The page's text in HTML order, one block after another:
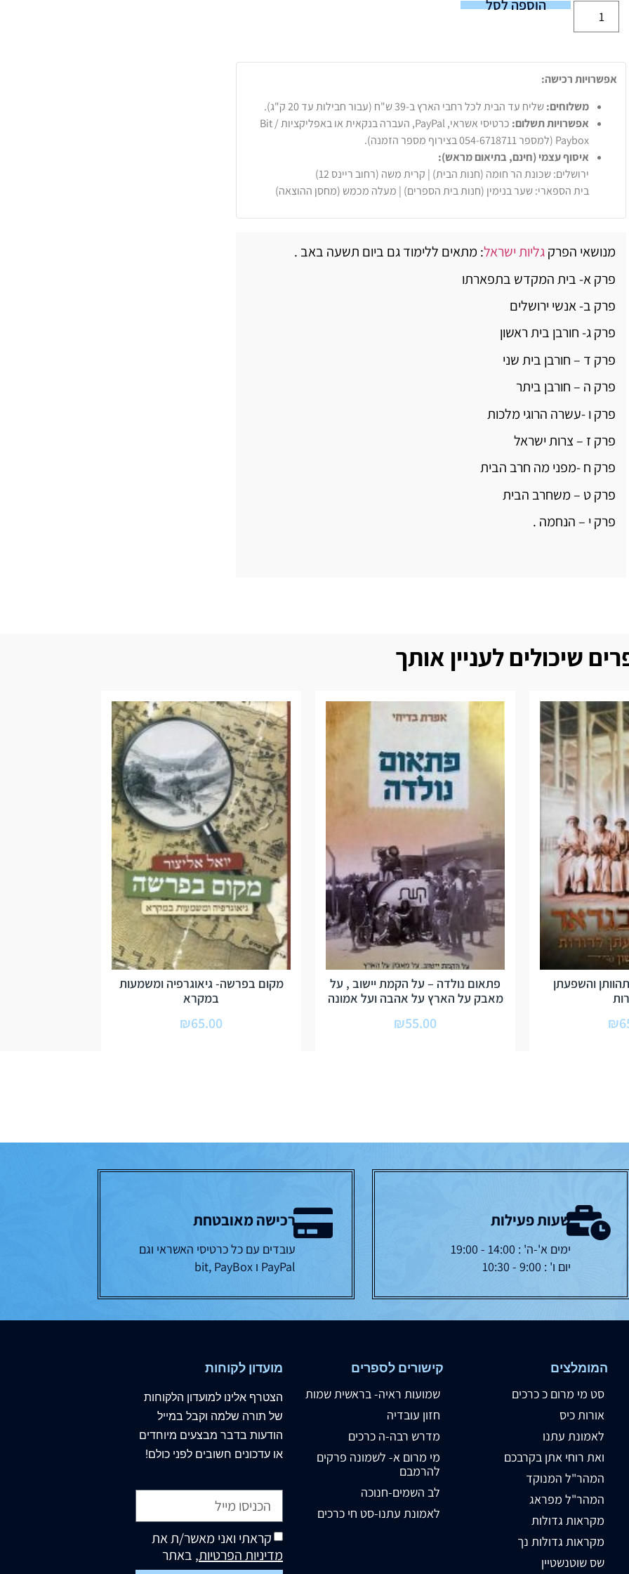
הוספה לסל
אפשרויות רכישה:
משלוחים:שליח עד הבית לכל רחבי הארץ ב-39 ש"ח (עבור חבילות עד 20 ק"ג).
אפשרויות תשלום:
כרטיסי אשראי, PayPal, העברה בנקאית או באפליקציות Bit /
Paybox (למספר 054-6718711 בצירוף מספר הזמנה).
איסוף עצמי (חינם, בתיאום מראש):
ירושלים: שכונת הר חומה (חנות הבית) | קרית משה (רחוב ריינס 12)
בית הספארי: שער בנימין (חנות בית הספרים) | מעלה מכמש (מחסן ההוצאה)
מנושאי הפרקגליות ישראל: מתאים ללימוד גם ביום תשעה באב .
פרק א- בית המקדש בתפארתו
פרק ב- אנשי ירושלים
פרק ג- חורבן בית ראשון
פרק ד – חורבן בית שני
פרק ה – חורבן ביתר
פרק ו -עשרה הרוגי מלכות
פרק ז – צרות ישראל
פרק ח -מפני מה חרב הבית
פרק ט – משחרב הבית
פרק י – הנחמה .
שיכולים לעניין אותך
והשפעתן
₪
פתאום נולדה – על הקמת יישוב , על
מאבק על הארץ על אהבה ועל אמונה
₪55.00
מקום בפרשה- גיאוגרפיה ומשמעות
במקרא
₪65.00
שעות פעילות
ימים א'-ה' : 14:00 - 19:00
יום ו' : 9:00 - 10:30
רכישה מאובטחת
עובדים עם כל כרטיסי האשראי וגם
PayPal ו bit, PayBox
המומלצים
סט מי מרום כ כרכים
אורות כיס
לאמונת עתנו
ואת רוחי אתן בקרבכם
המהר"ל המנוקד
המהר"ל מפראג
מקראות גדולות
מקראות גדולות נך
שס שוטנשטיין
קישורים לספרים
שמועות ראיה- בראשית שמות
חזון עובדיה
מדרש רבה-ה כרכים
מי מרום א- לשמונה פרקים
להרמבם
לב השמים-חנוכה
לאמונת עתנו-סט חי כרכים
מועדון לקוחות
הצטרף אלינו למועדון הלקוחות
של תורה שלמה וקבל במייל
הודעות בדבר מבצעים מיוחדים
או עדכונים חשובים לפני כולם!
קראתי ואני מאשר/ת את
מדיניות הפרטיות, באתר